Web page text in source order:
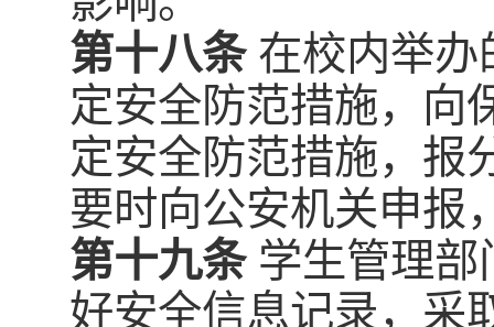
第十八条在校内举办
定安全防范措施，向
定安全防范措施，报
要时向公安机关申报
第十九条学生管理部
好安全信息记录，采